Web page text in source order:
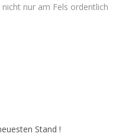
nur am Fels ordentlich
Stand !